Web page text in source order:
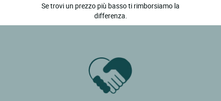
Se trovi un prezzo più basso ti rimborsiamo la
differenza.